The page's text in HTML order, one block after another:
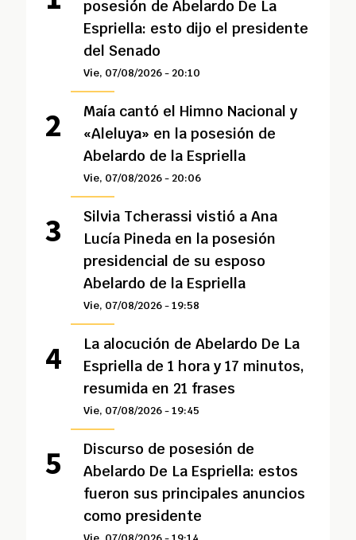
posesión de Abelardo De La
Espriella: esto dijo el presidente
del Senado
Vie, 07/08/2026 - 20:10
Maía cantó el Himno Nacional y
«Aleluya» en la posesión de
Abelardo de la Espriella
Vie, 07/08/2026 - 20:06
Silvia Tcherassi vistió a Ana
Lucía Pineda en la posesión
presidencial de su esposo
Abelardo de la Espriella
Vie, 07/08/2026 - 19:58
La alocución de Abelardo De La
Espriella de 1 hora y 17 minutos,
resumida en 21 frases
Vie, 07/08/2026 - 19:45
Discurso de posesión de
Abelardo De La Espriella: estos
fueron sus principales anuncios
como presidente